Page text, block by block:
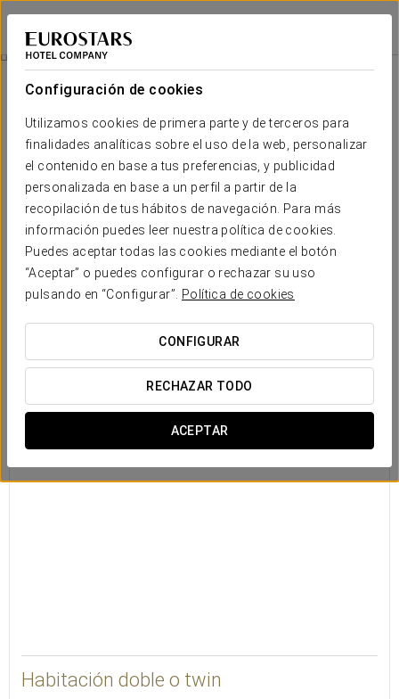
Configuración de cookies
Utilizamos cookies de primera parte y de terceros para
finalidades analíticas sobre el uso de la web, personalizar
el contenido en base a tus preferencias, y publicidad
personalizada en base a un perfil a partir de la
recopilación de tus hábitos de navegación. Para más
información puedes leer nuestra política de cookies.
Puedes aceptar todas las cookies mediante el botón
“Aceptar” o puedes configurar o rechazar su uso
pulsando en “Configurar”.
Política de cookies
CONFIGURAR
RECHAZAR TODO
ACEPTAR
Eurostars Danube Budapest
BUDAPEST
Habitaciones
Habitaciones
El confort y descanso que necesitas
El hotel Eurostars Danube Budapest, con una decoración
moderna y acogedora, cuenta con 101 habitaciones que
buscan mostrar unaatmósfera clásica de relax y confort
siguiendo la línea dorada de los años 1920.
SERVICIOS DESTACADOS
Bañera Escritorio TV vía satélite
Habitación doble o twin